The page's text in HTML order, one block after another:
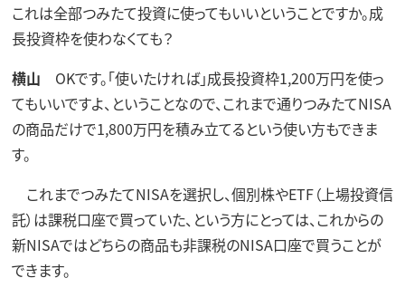
これは全部つみたて投資に使ってもいいということですか。成
長投資枠を使わなくても？
横山 OKです。「使いたければ」成長投資枠1,200万円を使っ
てもいいですよ、ということなので、これまで通りつみたてNISA
の商品だけで1,800万円を積み立てるという使い方もできま
す。
これまでつみたてNISAを選択し、個別株やETF（上場投資信
託）は課税口座で買っていた、という方にとっては、これからの
新NISAではどちらの商品も非課税のNISA口座で買うことが
できます。